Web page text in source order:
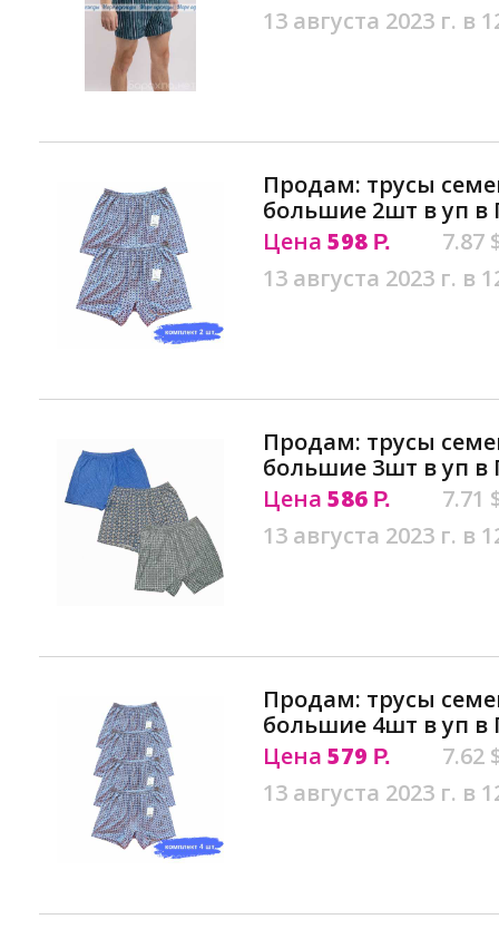
13 августа 2023 г. в
Продам: трусы
большие 2шт в уп в
Цена 598 Р.
7.87
13 августа 2023 г. в
Продам: трусы
большие 3шт в уп в
Цена 586 Р.
7.71
13 августа 2023 г. в
Продам: трусы
большие 4шт в уп в
Цена 579 Р.
7.62
13 августа 2023 г. в